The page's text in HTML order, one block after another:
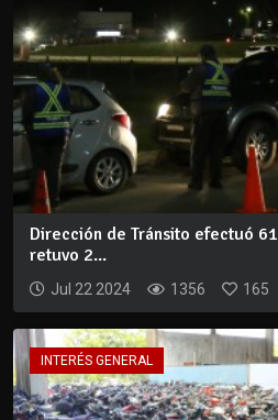
Dirección de Tránsito efectuó
retuvo 2...
Jul 22 2024 1356 165
INTERÉS GENERAL